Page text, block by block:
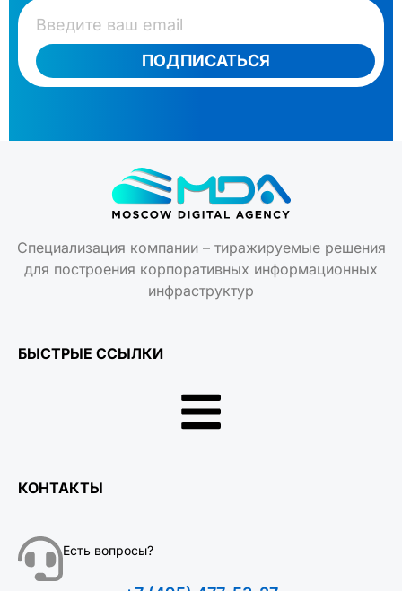
ПОДПИСАТЬСЯ
Специализация компании – тиражируемые решения
для построения корпоративных информационных
инфраструктур
БЫСТРЫЕ ССЫЛКИ
КОНТАКТЫ
Есть вопросы?